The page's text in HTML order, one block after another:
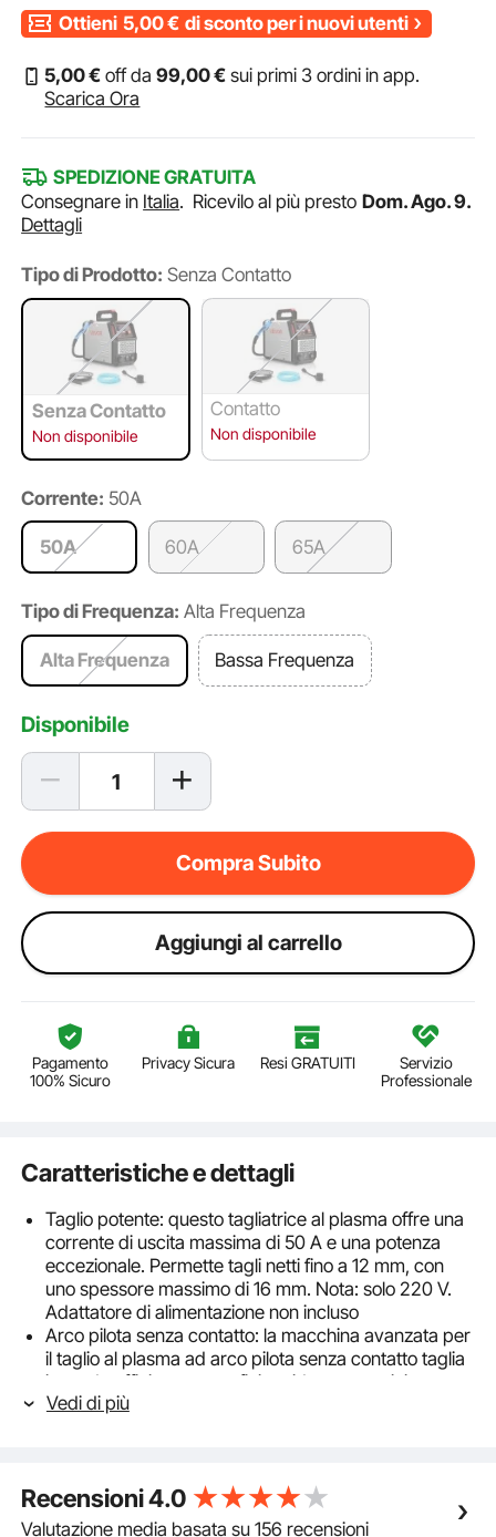
Ottieni 5,00€ di sconto per i nuovi utenti
5,00€ off da99,00€ sui primi 3 ordini in app.
Scarica Ora
SPEDIZIONE GRATUITA
Consegnare in Italia. Ricevilo al più presto Dom. Ago. 9.
Dettagli
Tipo di Prodotto: Senza Contatto
Senza Contatto
Non disponibile
Contatto
Non disponibile
Corrente: 50A
50A 60A 65A
Tipo di Frequenza: Alta Frequenza
Alta Frequenza Bassa Frequenza
Disponibile
Compra Subito
Aggiungi al carrello
Pagamento
100% Sicuro
Privacy Sicura Resi GRATUITI
Servizio
Professionale
Caratteristiche e dettagli
Taglio potente: questo tagliatrice al plasma offre una
corrente di uscita massima di 50 A e una potenza
eccezionale. Permette tagli netti fino a 12 mm, con
uno spessore massimo di 16 mm. Nota: solo 220 V.
Adattatore di alimentazione non incluso
Arco pilota senza contatto: la macchina avanzata per
il taglio al plasma ad arco pilota senza contatto taglia
in modo efficiente superfici ruvide e arrugginite senza
contatto diretto con il metallo, qualità di taglio
Funzioni 2T/4T: 2T fornisce un taglio semiautomatico
per attività brevi e precise, mentre 4T fornisce un
Vedi di più
Recensioni4.0
Valutazione media basata su 156 recensioni